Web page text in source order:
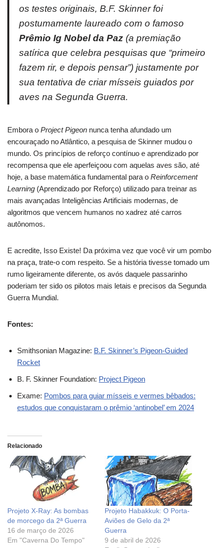
os testes originais, B.F. Skinner foi
postumamente laureado com o famoso
Prêmio Ig Nobel da Paz (a premiação
satírica que celebra pesquisas que “primeiro
fazem rir, e depois pensar”) justamente por
sua tentativa de criar mísseis guiados por
aves na Segunda Guerra.
Embora o Project Pigeon nunca tenha afundado um
encouraçado no Atlântico, a pesquisa de Skinner mudou o
mundo. Os princípios de reforço contínuo e aprendizado por
recompensa que ele aperfeiçoou com aquelas aves são, até
hoje, a base matemática fundamental para o Reinforcement
Learning (Aprendizado por Reforço) utilizado para treinar as
mais avançadas Inteligências Artificiais modernas, de
algoritmos que vencem humanos no xadrez até carros
autônomos.
E acredite, Isso Existe! Da próxima vez que você vir um pombo
na praça, trate-o com respeito. Se a história tivesse tomado um
rumo ligeiramente diferente, os avós daquele passarinho
poderiam ter sido os pilotos mais letais e precisos da Segunda
Guerra Mundial.
Fontes:
Smithsonian Magazine: B.F. Skinner’s Pigeon-Guided
Rocket
B. F. Skinner Foundation: Project Pigeon
Exame: Pombos para guiar mísseis e vermes bêbados:
estudos que conquistaram o prêmio ‘antinobel’ em 2024
Relacionado
Projeto X-Ray: As bombas
de morcego da 2ª Guerra
16 de março de 2026
Em "Caverna Do Tempo"
Projeto Habakkuk: O Porta-
Aviões de Gelo da 2ª
Guerra
9 de abril de 2026